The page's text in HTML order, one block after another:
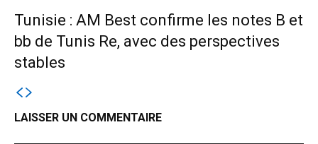
Tunisie : AM Best confirme les notes B et
bb de Tunis Re, avec des perspectives
stables
LAISSER UN COMMENTAIRE